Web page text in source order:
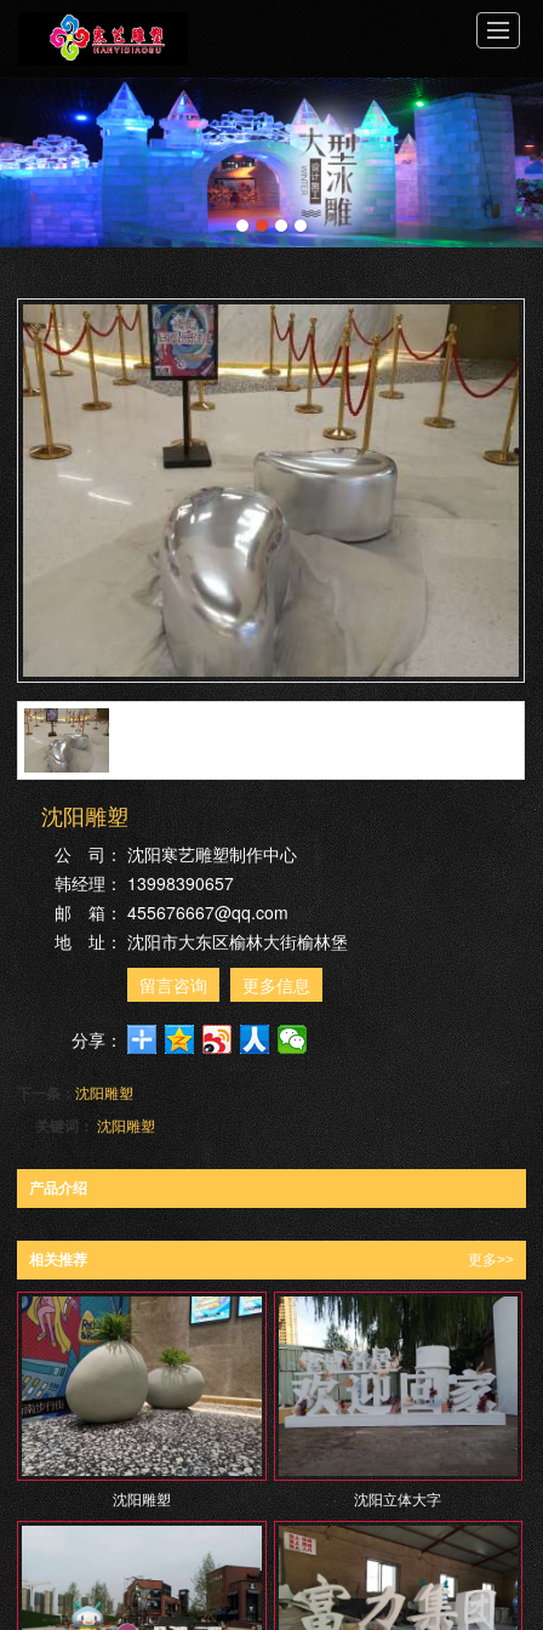
关于寒艺 案例展示 服务中心 工程介绍 视频展示 联系我们
沈阳雕塑
公 司： 沈阳寒艺雕塑制作中心
韩经理： 13998390657
邮 箱： 455676667@qq.com
地 址： 沈阳市大东区榆林大街榆林堡
留言咨询
更多信息
分享：
下一条：沈阳雕塑
关键词：沈阳雕塑
产品介绍
相关推荐 更多>>
沈阳雕塑 沈阳立体大字